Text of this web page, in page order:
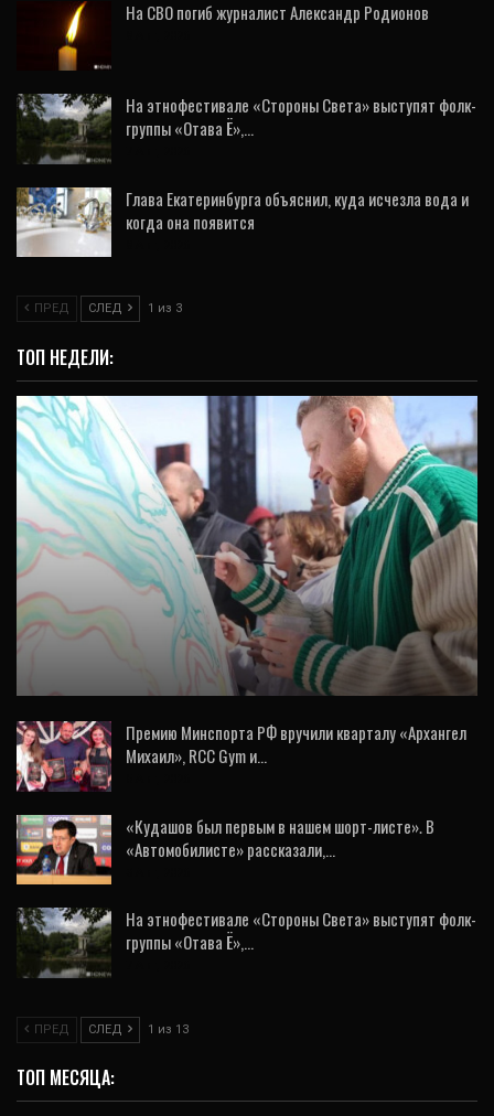
На СВО погиб журналист Александр Родионов
На этнофестивале «Стороны Света» выступят фолк-
группы «Отава Ё»,…
Глава Екатеринбурга объяснил, куда исчезла вода и
когда она появится
ПРЕД СЛЕД 1 из 3
ТОП НЕДЕЛИ:
СПОРТ
Звезды спорта создали огромную
крашенку на Пасху (ФОТО)
Премию Минспорта РФ вручили кварталу «Архангел
Михаил», RCC Gym и…
«Кудашов был первым в нашем шорт-листе». В
«Автомобилисте» рассказали,…
На этнофестивале «Стороны Света» выступят фолк-
группы «Отава Ё»,…
ПРЕД СЛЕД 1 из 13
ТОП МЕСЯЦА: